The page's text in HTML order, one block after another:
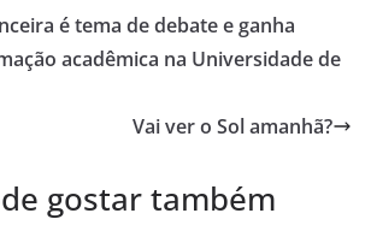
é tema de debate e ganha
acadêmica na Universidade de
Vai ver o Sol amanhã?
gostar também